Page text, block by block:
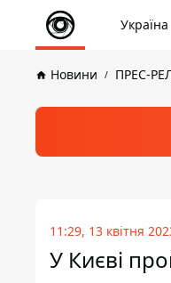
Україна
Новини ПРЕС-
11:29, 13 квітня
У Києві